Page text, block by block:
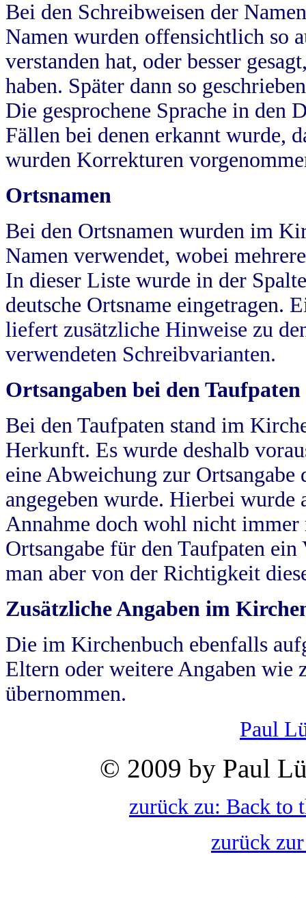
Bei den Schreibweisen der
Namen wurden offensichtlich so
verstanden hat, oder besser
haben. Später dann so
Die gesprochene Sprache in
Fällen bei denen erkannt wurde,
wurden Korrekturen
Ortsnamen
Bei den Ortsnamen wurden im
Namen verwendet, wobei
In dieser Liste wurde in der
deutsche Ortsname eingetragen.
liefert zusätzliche Hinweise zu
verwendeten Schreibvarianten.
Ortsangaben bei den Taufpaten
Bei den Taufpaten stand im
Herkunft. Es wurde deshalb
eine Abweichung zur
angegeben wurde. Hierbei wurde
Annahme doch wohl nicht
Ortsangabe für den Taufpaten
man aber von der Richtigkeit
Zusätzliche Angaben im
Die im Kirchenbuch ebenfalls
Eltern oder weitere Angaben wie
übernommen.
Paul
© 2009 by Paul
zurück zu: Back to
zurück